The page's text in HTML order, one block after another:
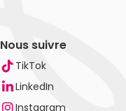
Nous suivre
TikTok
LinkedIn
Instagram